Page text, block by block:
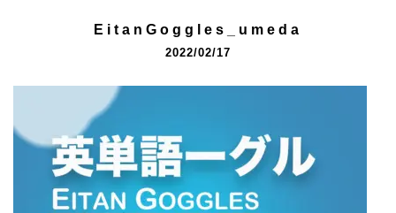
【2026年10月】ARエキスパートコース
【2026年10月】XRプロフェッショナル
《リスキリング補助金コース》
リスキリング補助金対象コース説明
《SDGs》
EitanGoggles_umeda
2022/02/17